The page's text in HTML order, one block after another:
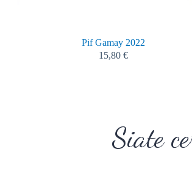
Pif Gamay 2022
15,80 €
Siate